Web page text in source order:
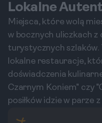
Lokalne
Miejsca, które wolą
w bocznych uliczkach z
turystycznych
lokalne restauracje,
doświadczenia
Czarnym Koniem" czy
posiłków idzie w parze